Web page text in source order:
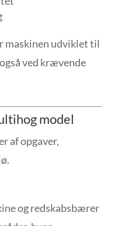
maskinen udviklet til
ved krævende
model
af opgaver,
og redskabsbærer